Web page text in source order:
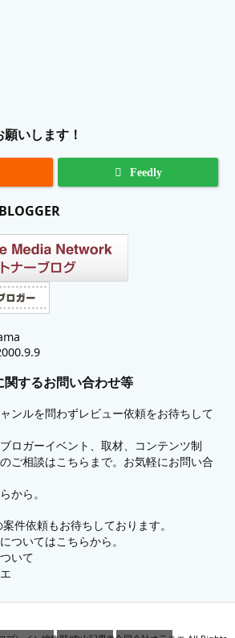
いします！
Feedly
するお問い合わせ等
ンルを問わずレビュー依頼をお待ちして
ロガーイベント、取材、コンテンツ制
ご相談はこちらまで。お気軽にお問い合
から。
件依頼もお待ちしております。
ついてはこちらから。
いて